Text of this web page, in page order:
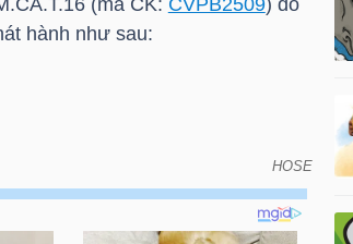
(mã CK: CVPB2509) do
hành như sau:
HOSE
để thực hiện quyền do đáo hạn